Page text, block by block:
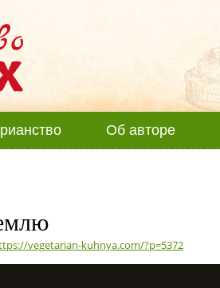
Об авторе
vegetarian-kuhnya.com/?p=5372